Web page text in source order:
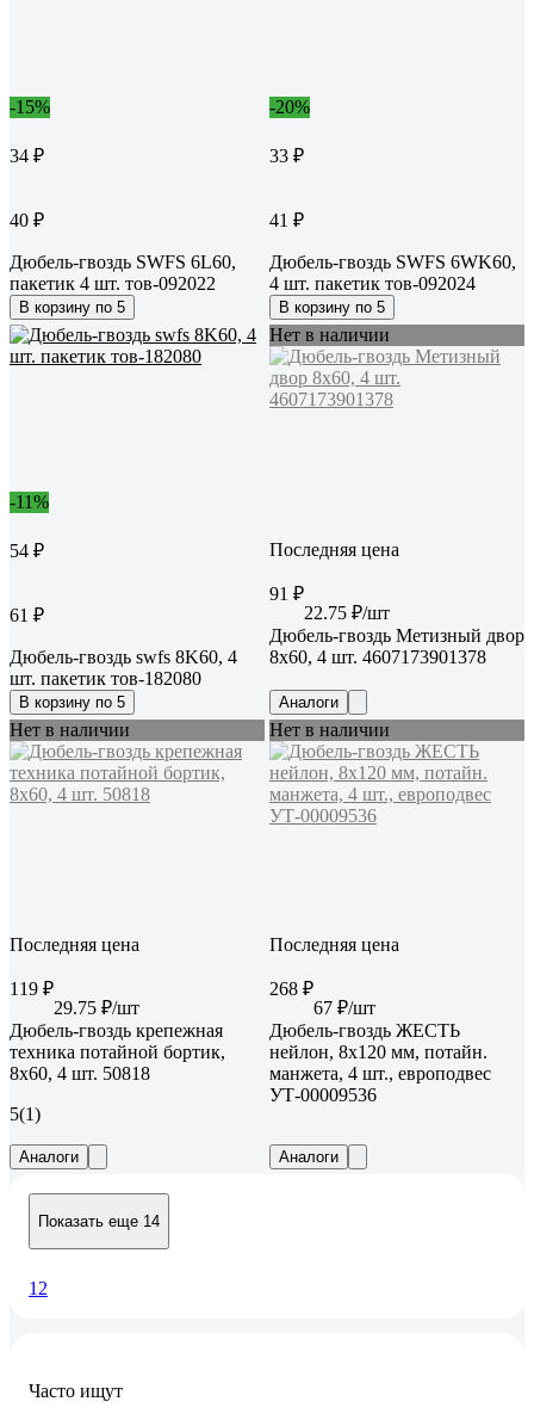
-15%
34 ₽
40 ₽
Дюбель-гвоздь SWFS 6L60,
пакетик 4 шт. тов-092022
В корзину по 5
-20%
33 ₽
41 ₽
Дюбель-гвоздь SWFS 6WK60,
4 шт. пакетик тов-092024
В корзину по 5
-11%
54 ₽
61 ₽
Дюбель-гвоздь swfs 8K60, 4
шт. пакетик тов-182080
В корзину по 5
Нет в наличии
Последняя цена
91 ₽
22.75 ₽/шт
Дюбель-гвоздь Метизный двор
8х60, 4 шт. 4607173901378
Аналоги
Нет в наличии
Последняя цена
119 ₽
29.75 ₽/шт
Дюбель-гвоздь крепежная
техника потайной бортик,
8x60, 4 шт. 50818
5(1)
Аналоги
Нет в наличии
Последняя цена
268 ₽
67 ₽/шт
Дюбель-гвоздь ЖЕСТЬ
нейлон, 8x120 мм, потайн.
манжета, 4 шт., европодвес
УТ-00009536
Аналоги
Показать еще 14
1 2
Часто ищут